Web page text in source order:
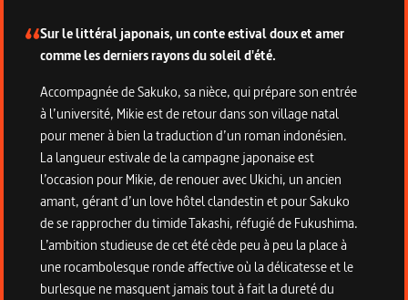
Sur le littéral japonais, un conte estival doux et amer
comme les derniers rayons du soleil d'été.
Accompagnée de Sakuko, sa nièce, qui prépare son entrée
à l’université, Mikie est de retour dans son village natal
pour mener à bien la traduction d’un roman indonésien.
La langueur estivale de la campagne japonaise est
l’occasion pour Mikie, de renouer avec Ukichi, un ancien
amant, gérant d’un love hôtel clandestin et pour Sakuko
de se rapprocher du timide Takashi, réfugié de Fukushima.
L’ambition studieuse de cet été cède peu à peu la place à
une rocambolesque ronde affective où la délicatesse et le
burlesque ne masquent jamais tout à fait la dureté du